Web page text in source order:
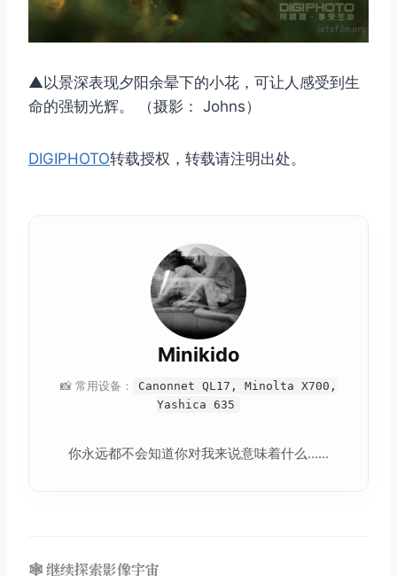
▲以景深表现夕阳余晕下的小花，可让人感受到生
命的强韧光辉。 （摄影： Johns）
DIGIPHOTO转载授权，转载请注明出处。
Minikido
📸 常用设备：
Canonnet QL17, Minolta X700,
Yashica 635
你永远都不会知道你对我来说意味着什么......
🕸️ 继续探索影像宇宙